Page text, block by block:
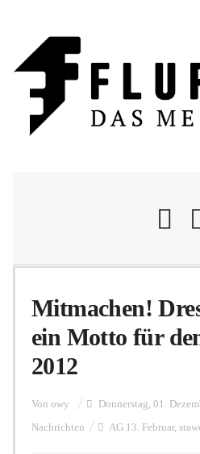
Mitmachen!
ein Motto für
2012
Von owy Donnerstag, 01.
Nachrichten AG 13. Februar,